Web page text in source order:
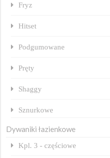
Fryz
Hitset
Podgumowane
Pręty
Shaggy
Sznurkowe
Dywaniki łazienkowe
Kpl. 3 - częściowe